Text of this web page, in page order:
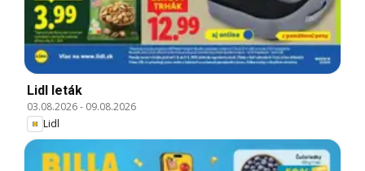
Lidl leták
03.08.2026- 09.08.2026
Lidl